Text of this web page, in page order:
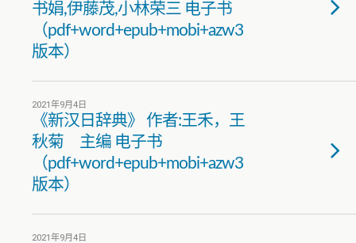
书娟,伊藤茂,小林荣三 电子书
（pdf+word+epub+mobi+azw3
版本）
2021年9月4日
《新汉日辞典》 作者:王禾，王
秋菊 主编 电子书
（pdf+word+epub+mobi+azw3
版本）
2021年9月4日